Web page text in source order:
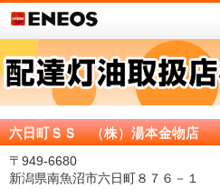
六日町ＳＳ （株）湯本金物店
〒949-6680
新潟県南魚沼市六日町８７６－１